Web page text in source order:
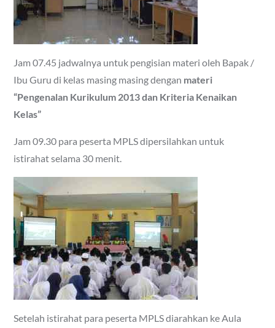
Jam 07.45 jadwalnya untuk pengisian materi oleh Bapak /
Ibu Guru di kelas masing masing dengan materi
“Pengenalan Kurikulum 2013 dan Kriteria Kenaikan
Kelas”
Jam 09.30 para peserta MPLS dipersilahkan untuk
istirahat selama 30 menit.
Setelah istirahat para peserta MPLS diarahkan ke Aula